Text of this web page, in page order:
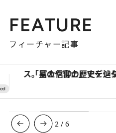
FEATURE
フィーチャー記事
3 /6